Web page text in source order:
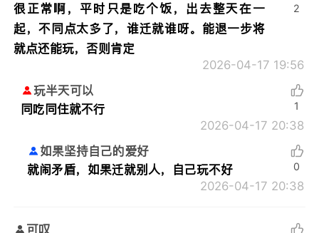
很正常啊，平时只是吃个饭，出去整天在一
起，不同点太多了，谁迁就谁呀。能退一步将
就点还能玩，否则肯定
2026-04-17 19:56
2
玩半天可以
同吃同住就不行
2026-04-17 20:38
1
如果坚持自己的爱好
就闹矛盾，如果迁就别人，自己玩不好
2026-04-17 20:38
0
可叹